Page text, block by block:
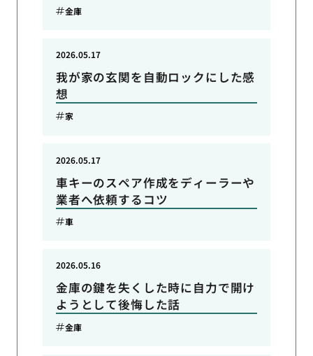
金庫
我が家の玄関を自動ロックにした感
想
2026.05.17
家
車キーのスペア作成をディーラーや
業者へ依頼するコツ
2026.05.17
車
金庫の鍵を失くした時に自力で開け
ようとして後悔した話
2026.05.16
金庫